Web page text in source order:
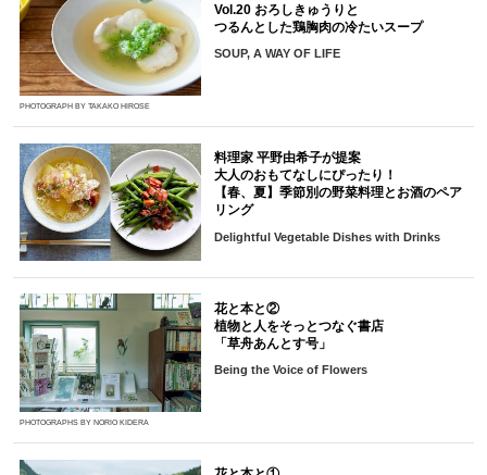
PHOTOGRAPH BY TAKAKO HIROSE
Vol.20 おろしきゅうりと
つるんとした鶏胸肉の冷たいスープ
SOUP, A WAY OF LIFE
料理家 平野由希子が提案
大人のおもてなしにぴったり！
【春、夏】季節別の野菜料理とお酒のペア
リング
Delightful Vegetable Dishes with Drinks
PHOTOGRAPHS BY NORIO KIDERA
花と本と②
植物と人をそっとつなぐ書店
「草舟あんとす号」
Being the Voice of Flowers